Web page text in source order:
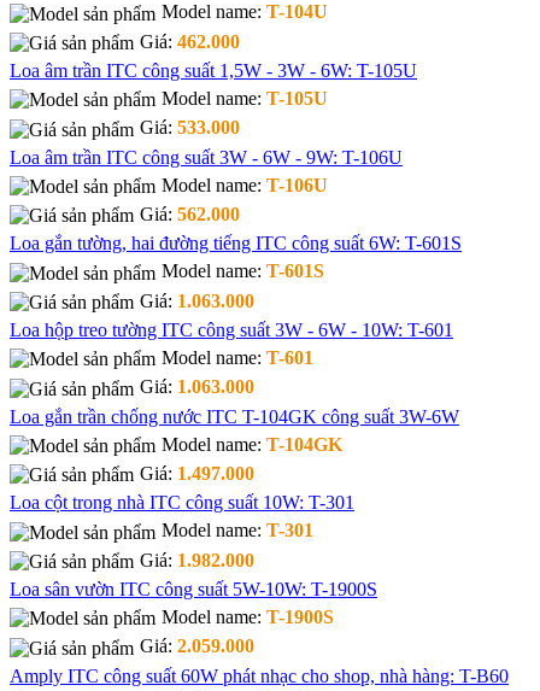
Model name: T-104U
Giá: 462.000
Loa âm trần ITC công suất 1,5W - 3W - 6W: T-105U
Model name: T-105U
Giá: 533.000
Loa âm trần ITC công suất 3W - 6W - 9W: T-106U
Model name: T-106U
Giá: 562.000
Loa gắn tường, hai đường tiếng ITC công suất 6W: T-601S
Model name: T-601S
Giá: 1.063.000
Loa hộp treo tường ITC công suất 3W - 6W - 10W: T-601
Model name: T-601
Giá: 1.063.000
Loa gắn trần chống nước ITC T-104GK công suất 3W-6W
Model name: T-104GK
Giá: 1.497.000
Loa cột trong nhà ITC công suất 10W: T-301
Model name: T-301
Giá: 1.982.000
Loa sân vườn ITC công suất 5W-10W: T-1900S
Model name: T-1900S
Giá: 2.059.000
Amply ITC công suất 60W phát nhạc cho shop, nhà hàng: T-B60